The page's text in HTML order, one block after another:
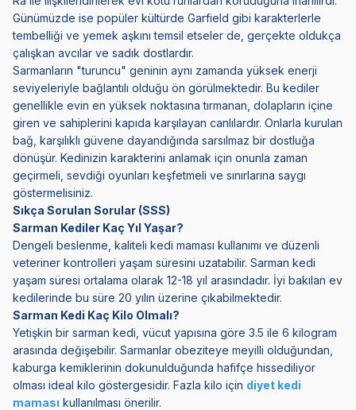
Günümüzde ise popüler kültürde Garfield gibi karakterlerle
tembelliği ve yemek aşkını temsil etseler de, gerçekte oldukça
çalışkan avcılar ve sadık dostlardır.
Sarmanların "turuncu" geninin aynı zamanda yüksek enerji
seviyeleriyle bağlantılı olduğu ön görülmektedir. Bu kediler
genellikle evin en yüksek noktasına tırmanan, dolapların içine
giren ve sahiplerini kapıda karşılayan canlılardır. Onlarla kurulan
bağ, karşılıklı güvene dayandığında sarsılmaz bir dostluğa
dönüşür. Kedinizin karakterini anlamak için onunla zaman
geçirmeli, sevdiği oyunları keşfetmeli ve sınırlarına saygı
göstermelisiniz.
Sıkça Sorulan Sorular (SSS)
Sarman Kediler Kaç Yıl Yaşar?
Dengeli beslenme, kaliteli kedi maması kullanımı ve düzenli
veteriner kontrolleri yaşam süresini uzatabilir. Sarman kedi
yaşam süresi ortalama olarak 12-18 yıl arasındadır. İyi bakılan ev
kedilerinde bu süre 20 yılın üzerine çıkabilmektedir.
Sarman Kedi Kaç Kilo Olmalı?
Yetişkin bir sarman kedi, vücut yapısına göre 3.5 ile 6 kilogram
arasında değişebilir. Sarmanlar obeziteye meyilli olduğundan,
kaburga kemiklerinin dokunulduğunda hafifçe hissediliyor
olması ideal kilo göstergesidir. Fazla kilo için diyet kedi
maması kullanılması önerilir.